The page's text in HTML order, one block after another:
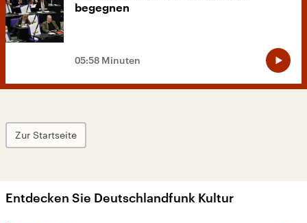
begegnen
05:58 Minuten
Zur Startseite
Entdecken Sie Deutschlandfunk Kultur